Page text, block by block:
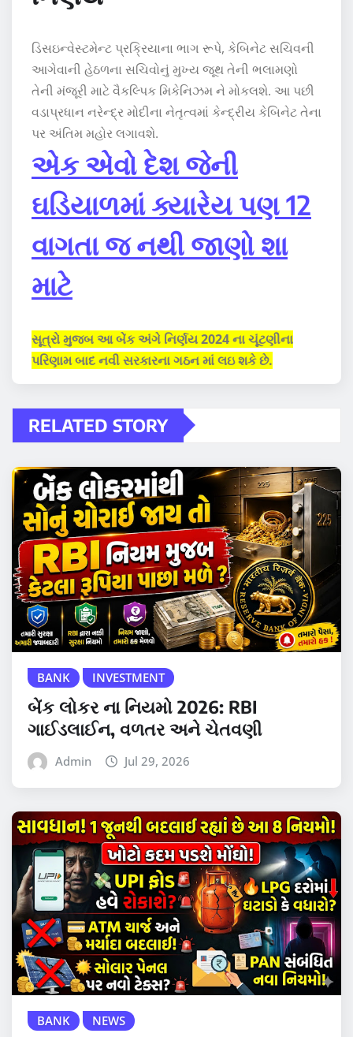
ડિસઇન્વેસ્ટમેન્ટ પ્રક્રિયાના ભાગ રૂપે, કેબિનેટ સચિવની
આગેવાની હેઠળના સચિવોનું મુખ્ય જૂથ તેની ભલામણો
તેની મંજૂરી માટે વૈકલ્પિક મિકેનિઝમ ને મોકલશે. આ પછી
વડાપ્રધાન નરેન્દ્ર મોદીના નેતૃત્વમાં કેન્દ્રીય કેબિનેટ તેના
પર અંતિમ મહોર લગાવશે.
એક એવો દેશ જેની
ઘડિયાળમાં ક્યારેય પણ 12
વાગતા જ નથી જાણો શા
માટે
સૂત્રો મુજબ આ બેંકઅંગે નિર્ણય2024 ના ચૂંટણીના
પરિણામ બાદ નવી સરકારના ગઠન માં લઇ શકે છે.
RELATED STORY
BANK INVESTMENT
બેંક લોકર ના નિયમો 2026: RBI
ગાઈડલાઈન, વળતર અને ચેતવણી
Admin Jul 29, 2026
BANK NEWS